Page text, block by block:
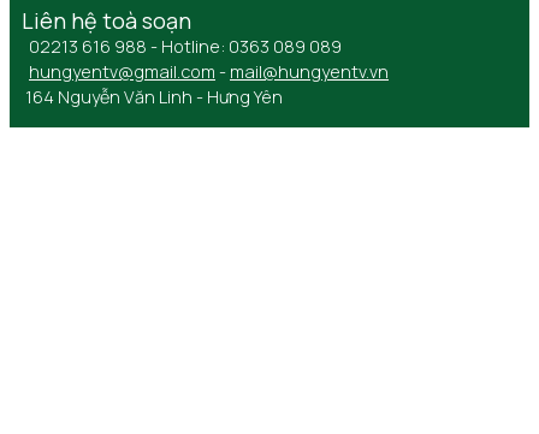
Liên hệ toà soạn
02213 616 988 - Hotline: 0363 089 089
hungyentv@gmail.com - mail@hungyentv.vn
164 Nguyễn Văn Linh - Hưng Yên